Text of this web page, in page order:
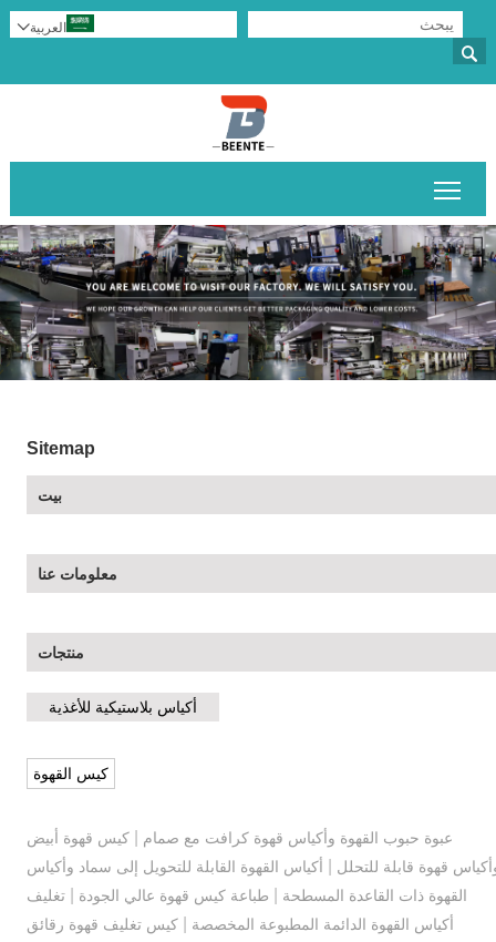

العربية
Sitemap
بيت
معلومات عنا
منتجات
أكياس بلاستيكية للأغذية
كيس القهوة
عبوة حبوب القهوة وأكياس قهوة كرافت مع صمام |كيس قهوة أبيض
قهوة قابلة للتحلل
أكياس القهوة القابلة للتحويل إلى سماد وأكياس
القهوة ذات القاعدة المسطحة
طباعة كيس قهوة عالي الجودة |تغليف
أكياس القهوة الدائمة المطبوعة المخصصة |كيس تغليف قهوة رقائق